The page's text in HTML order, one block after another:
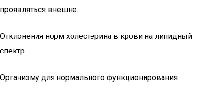
проявляться внешне.
Отклонения норм холестерина в крови на липидный
спектр
Организму для нормального функционирования